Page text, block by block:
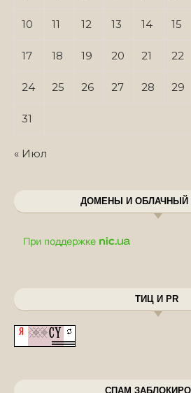
10 11 12 13 14 15
17 18 19 20 21 22
24 25 26 27 28 29
31
« Июл
ДОМЕНЫ И ОБЛАЧНЫЙ
ТИЦ И PR
СПАМ